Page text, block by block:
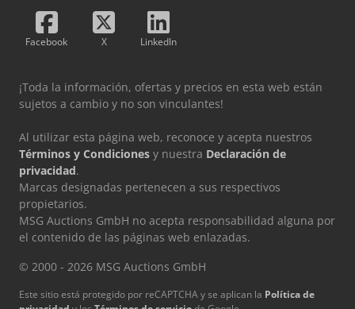
Facebook X LinkedIn
¡Toda la información, ofertas y precios en esta web están
sujetos a cambio y no son vinculantes!
Al utilizar esta página web, reconoce y acepta nuestros
Términos y Condiciones y nuestra Declaración de
privacidad.
Marcas designadas pertenecen a sus respectivos
propietarios.
MSG Auctions GmbH no acepta responsabilidad alguna por
el contenido de las páginas web enlazadas.
© 2000 - 2026 MSG Auctions GmbH
Este sitio está protegido por reCAPTCHA y se aplican la Política de